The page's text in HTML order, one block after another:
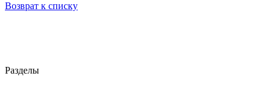
Возврат к списку
Разделы